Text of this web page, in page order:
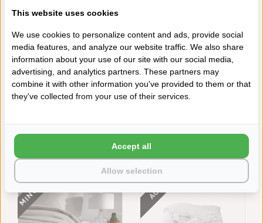
DE WITTE LIETAER DREAM
ENKEL SYNTHETI...
Schrijf je eigen review
Neem contact op over dit product
VAAK SAMEN GEKOCHT
MINUS 50% ACTIE!
This website uses cookies
We use cookies to personalize content and ads, provide social
media features, and analyze our website traffic. We also share
information about your use of our site with our social media,
advertising, and analytics partners. These partners may
combine it with other information you've provided to them or that
they've collected from your use of their services.
Allow selection
Accept all